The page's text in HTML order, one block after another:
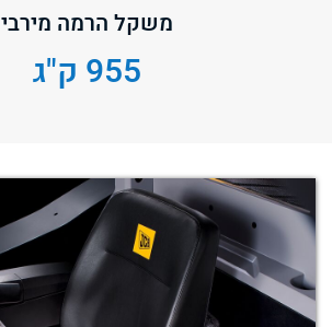
משקל הרמה מירבי
955 ק"ג